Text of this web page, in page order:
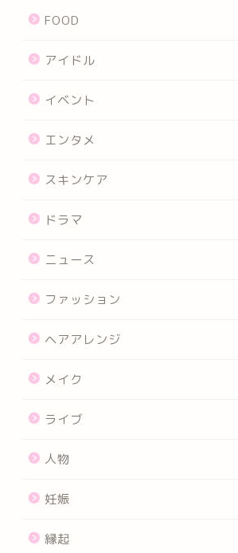
FOOD
アイドル
イベント
エンタメ
スキンケア
ドラマ
ニュース
ファッション
ヘアアレンジ
メイク
ライブ
人物
妊娠
縁起